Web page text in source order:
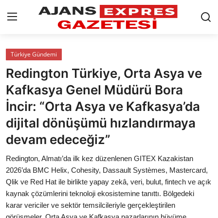
GİRİŞ YAP
AnaSayfa
Eskişehir Siyaset
Siyaset
Türkiye Gündemi
Yerel
Siber Güvenlik
Eğitim
Türkiye Gündemi
Redington Türkiye, Orta Asya ve
Kafkasya Genel Müdürü Bora
İncir: “Orta Asya ve Kafkasya’da
dijital dönüşümü hızlandırmaya
devam edeceğiz”
Redington, Almatı’da ilk kez düzenlenen GITEX Kazakistan
2026’da BMC Helix, Cohesity, Dassault Systèmes, Mastercard,
Qlik ve Red Hat ile birlikte yapay zekâ, veri, bulut, fintech ve açık
kaynak çözümlerini teknoloji ekosistemine tanıttı. Bölgedeki
karar vericiler ve sektör temsilcileriyle gerçekleştirilen